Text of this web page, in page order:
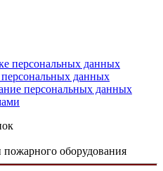
персональных данных
персональных данных
персональных данных
оборудования